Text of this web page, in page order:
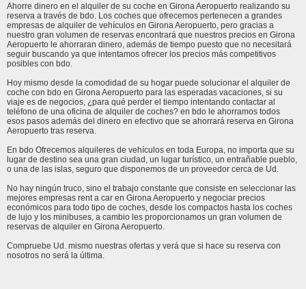
Ahorre dinero en el alquiler de su coche en Girona Aeropuerto realizando su
reserva a través de bdo. Los coches que ofrecemos pertenecen a grandes
empresas de alquiler de vehículos en Girona Aeropuerto, pero gracias a
nuestro gran volumen de reservas encontrará que nuestros precios en Girona
Aeropuerto le ahorraran dinero, además de tiempo puesto que no necesitará
seguir buscando ya que intentamos ofrecer los precios más competitivos
posibles con bdo.
Hoy mismo desde la comodidad de su hogar puede solucionar el alquiler de
coche con bdo en Girona Aeropuerto para las esperadas vacaciones, si su
viaje es de negocios, ¿para qué perder el tiempo intentando contactar al
teléfono de una oficina de alquiler de coches? en bdo le ahorramos todos
esos pasos además del dinero en efectivo que se ahorrará reserva en Girona
Aeropuerto tras reserva.
En bdo Ofrecemos alquileres de vehículos en toda Europa, no importa que su
lugar de destino sea una gran ciudad, un lugar turístico, un entrañable pueblo,
o una de las islas, seguro que disponemos de un proveedor cerca de Ud.
No hay ningún truco, sino el trabajo constante que consiste en seleccionar las
mejores empresas rent a car en Girona Aeropuerto y negociar precios
económicos para todo tipo de coches, desde los compactos hasta los coches
de lujo y los minibuses, a cambio les proporcionamos un gran volumen de
reservas de alquiler en Girona Aeropuerto.
Compruebe Ud. mismo nuestras ofertas y verá que si hace su reserva con
nosotros no será la última.